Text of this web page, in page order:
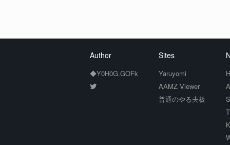
Author
◆Y0H0G.GOFk
Sites
Yaruyomi
AAMZ Viewer
普通のやる夫板